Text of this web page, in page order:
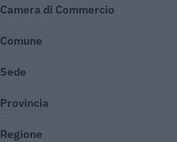
Camera di Commercio
Comune
Sede
Provincia
Regione